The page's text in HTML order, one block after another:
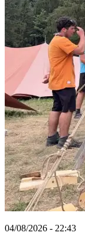
04/08/2026 - 22:43